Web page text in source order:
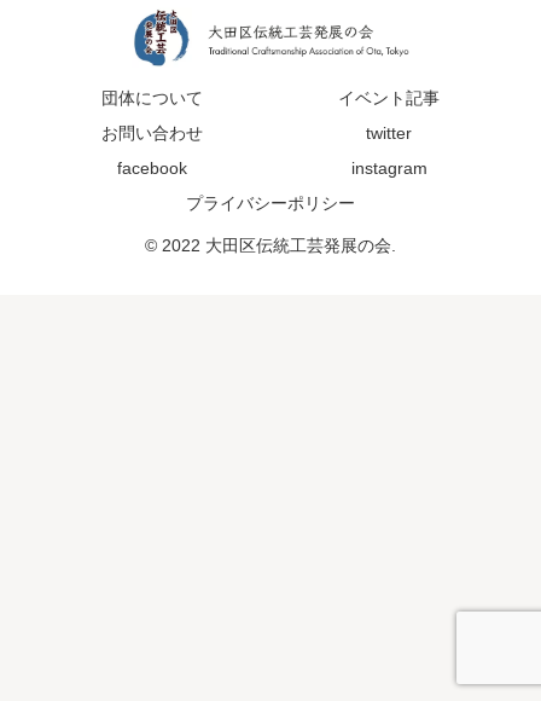
団体について
イベント記事
お問い合わせ
twitter
facebook
instagram
プライバシーポリシー
© 2022 大田区伝統工芸発展の会.